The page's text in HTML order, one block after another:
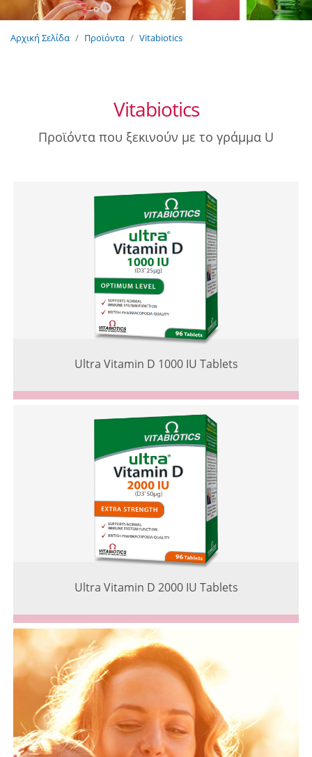
Αρχική Σελίδα Προϊόντα Vitabiotics
Vitabiotics
Προϊόντα που ξεκινούν με το γράμμα U
Ultra Vitamin D 1000 IU Tablets
Ultra Vitamin D 2000 IU Tablets